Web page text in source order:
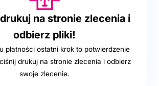
na stronie zlecenia i
odbierz pliki!
płatności ostatni krok to potwierdzenie
drukuj na stronie zlecenia i odbierz
swoje zlecenie.